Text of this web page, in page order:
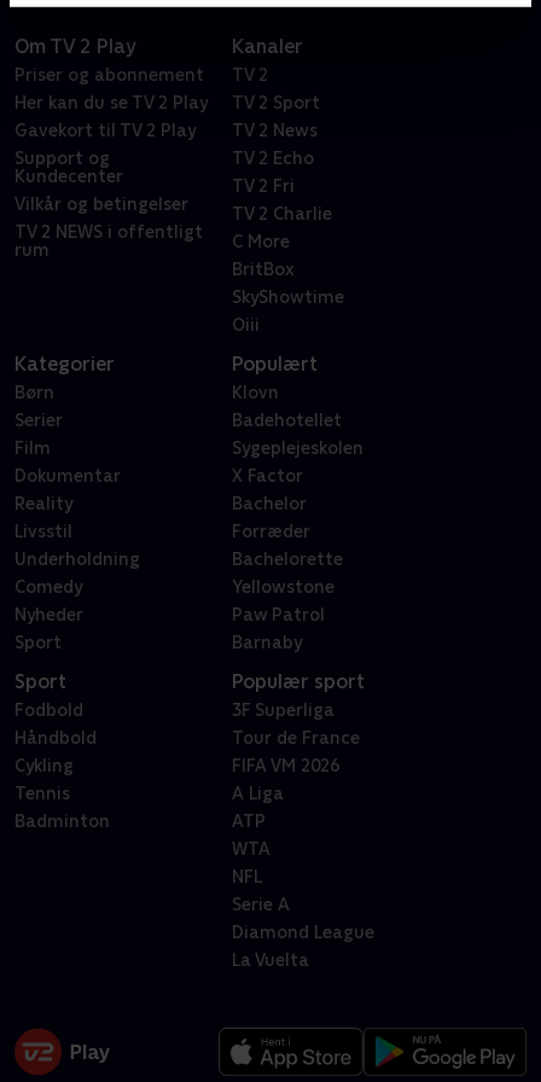
Om TV 2 Play
Priser og abonnement
Her kan du se TV 2 Play
Gavekort til TV 2 Play
Support og
Kundecenter
Vilkår og betingelser
TV 2 NEWS i offentligt
rum
Kanaler
TV 2
TV 2 Sport
TV 2 News
TV 2 Echo
TV 2 Fri
TV 2 Charlie
C More
BritBox
SkyShowtime
Oiii
Kategorier
Børn
Serier
Film
Dokumentar
Reality
Livsstil
Underholdning
Comedy
Nyheder
Sport
Populært
Klovn
Badehotellet
Sygeplejeskolen
X Factor
Bachelor
Forræder
Bachelorette
Yellowstone
Paw Patrol
Barnaby
Sport
Fodbold
Håndbold
Cykling
Tennis
Badminton
Populær sport
3F Superliga
Tour de France
FIFA VM 2026
A Liga
ATP
WTA
NFL
Serie A
Diamond League
La Vuelta